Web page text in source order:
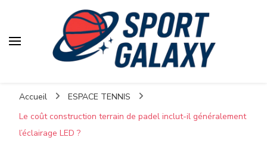
Accueil
ESPACE TENNIS
Le coût construction terrain de padel inclut-il généralement
l’éclairage LED ?